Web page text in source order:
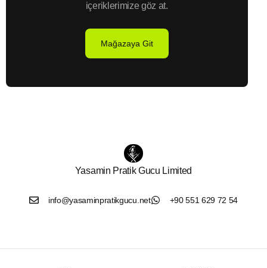
içeriklerimize göz at.
Mağazaya Git
Yasamin Pratik Gucu Limited
info@yasaminpratikgucu.net +90 551 629 72 54